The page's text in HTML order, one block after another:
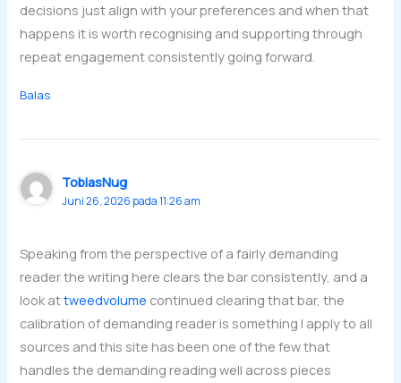
decisions just align with your preferences and when that
happens it is worth recognising and supporting through
repeat engagement consistently going forward.
Balas
TobiasNug
Juni 26, 2026 pada 11:26 am
Speaking from the perspective of a fairly demanding
reader the writing here clears the bar consistently, and a
look attweedvolume continued clearing that bar, the
calibration of demanding reader is something I apply to all
sources and this site has been one of the few that
handles the demanding reading well across pieces